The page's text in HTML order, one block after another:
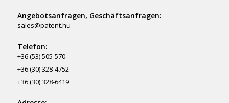
Angebotsanfragen, Geschäftsanfragen:
sales@patent.hu
Telefon:
+36 (53) 505-570
+36 (30) 328-4752
+36 (30) 328-6419